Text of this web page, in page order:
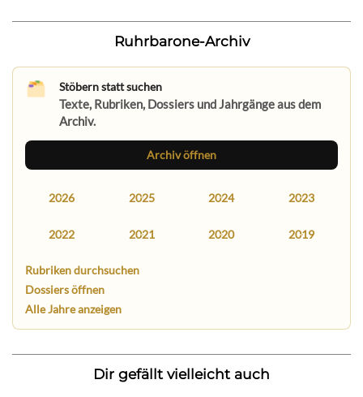
Ruhrbarone-Archiv
Stöbern statt suchen
Texte, Rubriken, Dossiers und Jahrgänge aus dem
Archiv.
Archiv öffnen
2026 2025 2024 2023
2022 2021 2020 2019
Rubriken durchsuchen
Dossiers öffnen
Alle Jahre anzeigen
Dir gefällt vielleicht auch